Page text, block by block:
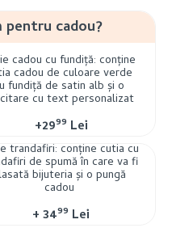
pentru cadou?
cadou cu fundiță: conține
cadou de culoare verde
fundiță de satin alb și o
cu text personalizat
+2999 Lei
trandafiri: conține cutia cu
de spumă în care va fi
bijuteria și o pungă
cadou
+3499 Lei